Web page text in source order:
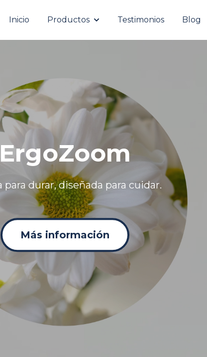
Inicio Productos
Show submenu for Productos
Testimonios Blog
ErgoZoom
para durar, diseñada para cuidar.
Más información